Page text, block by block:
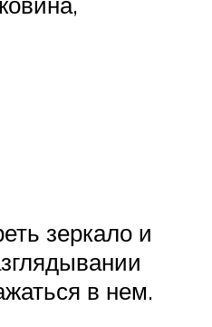
зеркало и
в нем.